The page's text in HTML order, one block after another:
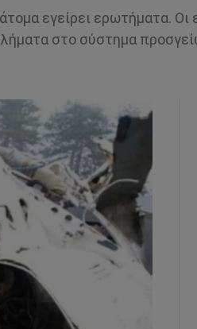
εγείρει ερωτήματα. Οι
στο σύστημα